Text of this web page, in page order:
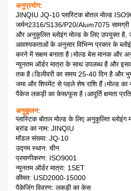
अनुप्रयोग:
JINQIU JQ-10 प्लास्टिक बोतल मोल्ड
जर्मन2316/S136/P20/Alum7075 सामग्री
और अनुकूलित ब्लोइंग मोल्ड के लिए उपयुक्त है,
आवश्यकताओं के अनुसार विभिन्न प्रकार के
करने में सक्षम बनाता है।मोल्ड बेस मानक और
न्यूनतम ऑर्डर मात्रा के साथ उपलब्ध है और
तक है।डिलीवरी का समय 25-40 दिन है और
जमा और शिपमेंट से पहले शेष राशि हैं।मोल्ड
पैकेज लकड़ी का केस/फूस है।आपूर्ति क्षमता
अनुकूलन:
प्लास्टिक बोतल मोल्ड के लिए अनुकूलित ब्लोइंग
ब्रांड का नाम: JINQIU
मॉडल संख्या: JQ-10
उद्गम स्थान: चीन
प्रमाणीकरण: ISO9001
न्यूनतम ऑर्डर मात्रा: 1SET
कीमत: USD2000-15000
पैकेजिंग विवरण: लकड़ी का केस